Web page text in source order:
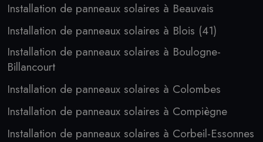
Installation de panneaux solaires à Beauvais
Installation de panneaux solaires à Blois (41)
Installation de panneaux solaires à Boulogne-
Billancourt
Installation de panneaux solaires à Colombes
Installation de panneaux solaires à Compiègne
Installation de panneaux solaires à Corbeil-Essonnes